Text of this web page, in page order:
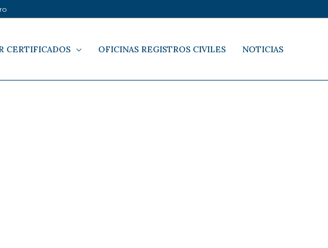
CERTIFICADOS OFICINAS REGISTROS CIVILES NOTICIAS